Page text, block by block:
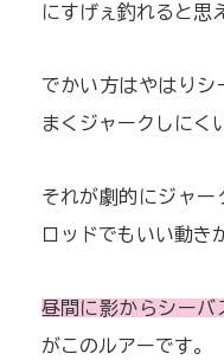
にすげぇ釣れると思
でかい方はやはりシ
まくジャークしにく
それが劇的にジャ
ロッドでもいい動き
昼間に影からシーバ
がこのルアーです。